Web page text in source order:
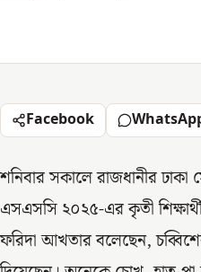
Facebook
শনিবার সকালে রাজধানীর ঢাকা
এসএসসি ২০২৫-এর কৃতী
ফরিদা আখতার বলেছেন,